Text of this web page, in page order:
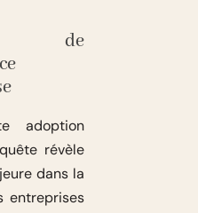
de
adoption
révèle
dans la
entreprises